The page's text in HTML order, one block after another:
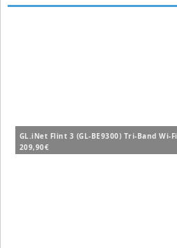
GL.iNet Flint 3 (GL-BE9300) Tri-Band
209,90€